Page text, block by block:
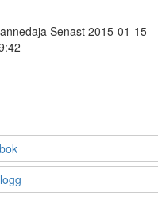
Senast 2015-01-15